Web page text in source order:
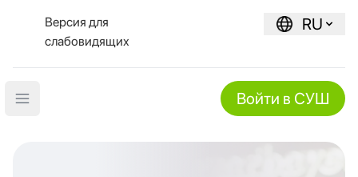
Версия для
слабовидящих
RU
Open main menu Войти в СУШ